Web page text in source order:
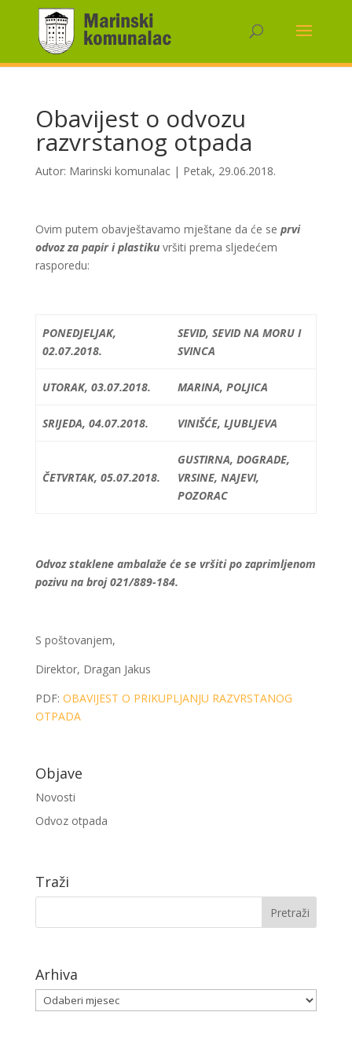
Obavijest o odvozu
razvrstanog otpada
Autor: Marinski komunalac| Petak, 29.06.2018.
Ovim putem obavještavamo mještane da će se prvi
odvoz za papir i plastiku vršiti prema sljedećem
rasporedu:
PONEDJELJAK,
02.07.2018.
SEVID, SEVID NA MORU I
SVINCA
UTORAK, 03.07.2018. MARINA, POLJICA
SRIJEDA, 04.07.2018. VINIŠĆE, LJUBLJEVA
ČETVRTAK, 05.07.2018.
GUSTIRNA, DOGRADE,
VRSINE, NAJEVI,
POZORAC
Odvoz staklene ambalaže će se vršiti po zaprimljenom
pozivu na broj 021/889-184.
S poštovanjem,
Direktor, Dragan Jakus
PDF: OBAVIJEST O PRIKUPLJANJU RAZVRSTANOG
OTPADA
Objave
Novosti
Odvoz otpada
Traži
Arhiva
Arhiva